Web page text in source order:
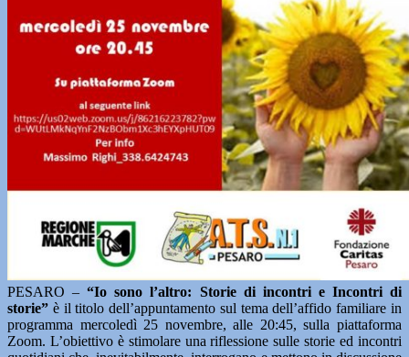
PESARO –“Io sono l’altro: Storie di incontri e Incontri di
storie” è il titolo dell’appuntamento sul tema dell’affido familiare in
programma mercoledì 25 novembre, alle 20:45, sulla piattaforma
Zoom. L’obiettivo è stimolare una riflessione sulle storie ed incontri